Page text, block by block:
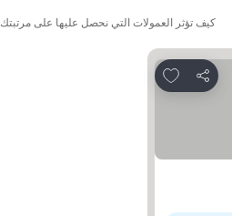
كيف تؤثر العمولات التي نحصل عليها على مرتبتك
مشاركة
Add to favorites